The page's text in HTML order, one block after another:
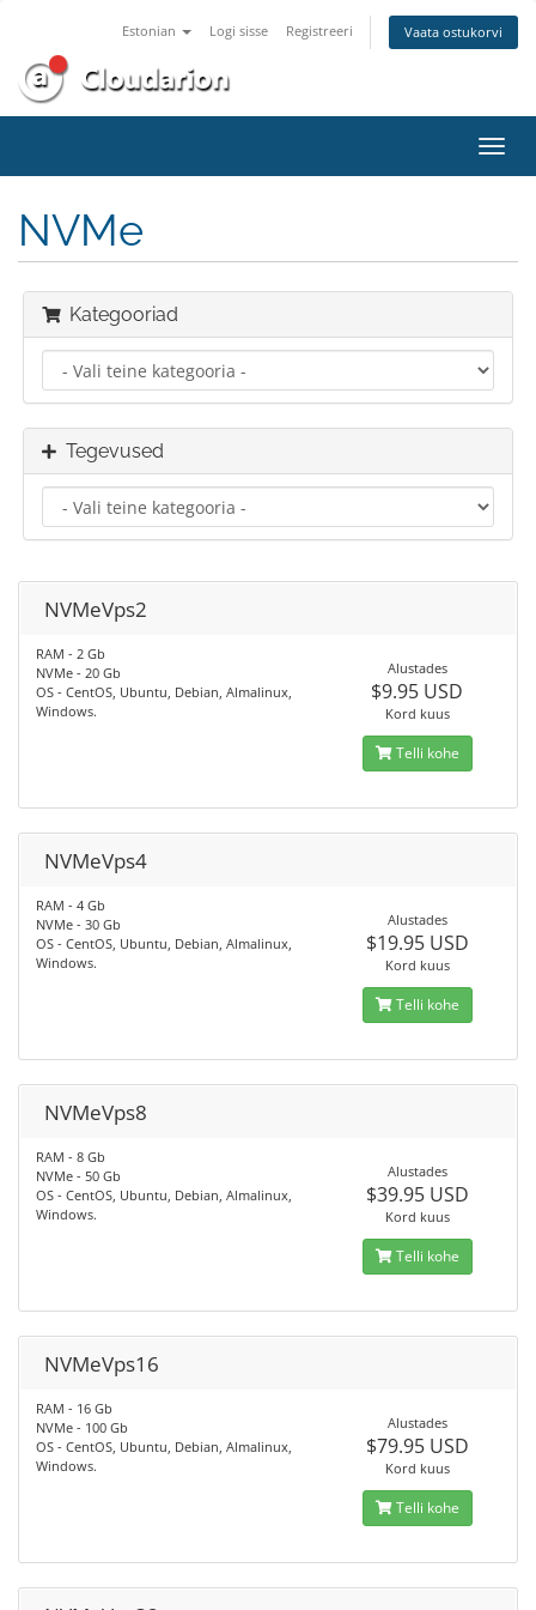
Estonian Logi sisse Registreeri Vaata ostukorvi
NVMe
Kategooriad
Tegevused
NVMeVps2
RAM - 2 Gb
NVMe - 20 Gb
OS - CentOS, Ubuntu, Debian, Almalinux,
Windows.
Alustades
$9.95 USD
Kord kuus
Telli kohe
NVMeVps4
RAM - 4 Gb
NVMe - 30 Gb
OS - CentOS, Ubuntu, Debian, Almalinux,
Windows.
Alustades
$19.95 USD
Kord kuus
Telli kohe
NVMeVps8
RAM - 8 Gb
NVMe - 50 Gb
OS - CentOS, Ubuntu, Debian, Almalinux,
Windows.
Alustades
$39.95 USD
Kord kuus
Telli kohe
NVMeVps16
RAM - 16 Gb
NVMe - 100 Gb
OS - CentOS, Ubuntu, Debian, Almalinux,
Windows.
Alustades
$79.95 USD
Kord kuus
Telli kohe